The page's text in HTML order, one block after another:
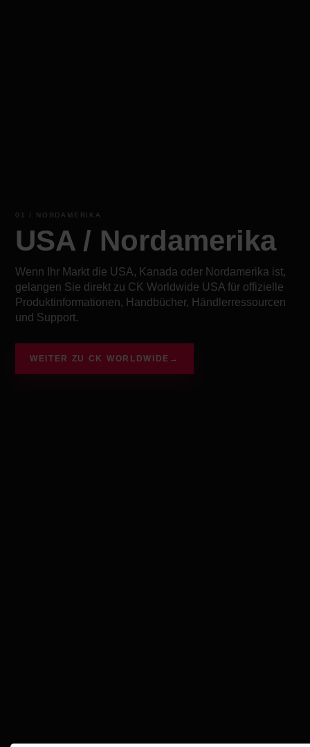
01 / NORDAMERIKA
USA / Nordamerika
Wenn Ihr Markt die USA, Kanada oder Nordamerika ist,
gelangen Sie direkt zu CK Worldwide USA für offizielle
Produktinformationen, Handbücher, Händlerressourcen
und Support.
WEITER ZU CK WORLDWIDE →